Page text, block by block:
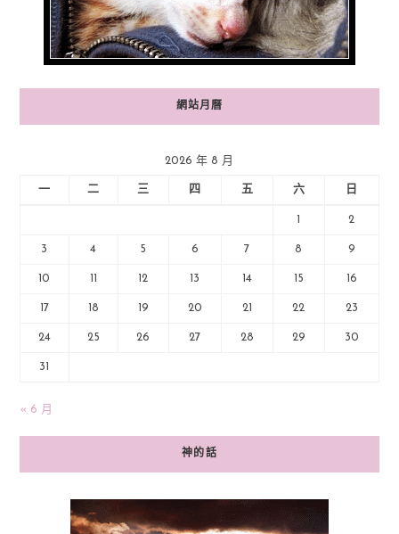
網站月曆
2026 年 8 月
一 二 三 四 五 六 日
2
3 4 5 6 7 8 9
10 12 13 14 15 16
17 18 19 20 21 22 23
24 25 26 27 28 29 30
31
« 6 月
神的話